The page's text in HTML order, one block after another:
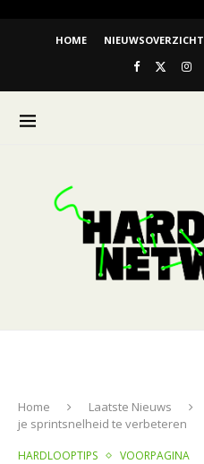
HOME NIEUWSOVERZICHT
Home Laatste Nieuws
je sprintsnelheid te verbeteren
HARDLOOPTIPS VOORPAGINA